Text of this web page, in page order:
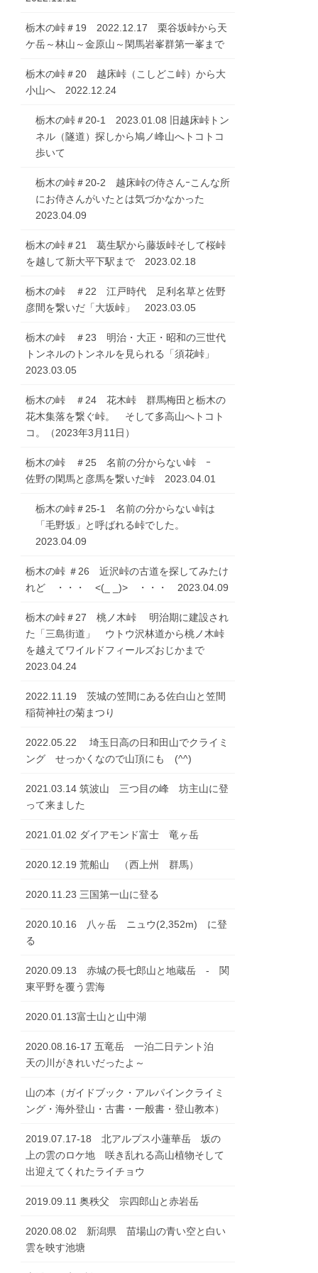
栃木の峠＃19 2022.12.17 栗谷坂峠から天
ケ岳～林山～金原山～閑馬岩峯群第一峯まで
栃木の峠＃20 越床峠（こしどこ峠）から大
小山へ 2022.12.24
栃木の峠＃20-1 2023.01.08 旧越床峠トン
ネル（隧道）探しから鳩ノ峰山へトコトコ
歩いて
栃木の峠＃20-2 越床峠の侍さんｰこんな所
にお侍さんがいたとは気づかなかった
2023.04.09
栃木の峠＃21 葛生駅から藤坂峠そして桜峠
を越して新大平下駅まで 2023.02.18
栃木の峠 ＃22 江戸時代 足利名草と佐野
彦間を繋いだ「大坂峠」 2023.03.05
栃木の峠 ＃23 明治・大正・昭和の三世代
トンネルのトンネルを見られる「須花峠」
2023.03.05
栃木の峠 ＃24 花木峠 群馬梅田と栃木の
花木集落を繋ぐ峠。 そして多高山へトコト
コ。（2023年3月11日）
栃木の峠 ＃25 名前の分からない峠 ｰ
佐野の閑馬と彦馬を繋いだ峠 2023.04.01
栃木の峠＃25-1 名前の分からない峠は
「毛野坂」と呼ばれる峠でした。
2023.04.09
栃木の峠 ＃26 近沢峠の古道を探してみたけ
れど ・・・ <(_ _)> ・・・ 2023.04.09
栃木の峠＃27 桃ノ木峠 明治期に建設され
た「三島街道」 ウトウ沢林道から桃ノ木峠
を越えてワイルドフィールズおじかまで
2023.04.24
2022.11.19 茨城の笠間にある佐白山と笠間
稲荷神社の菊まつり
2022.05.22 埼玉日高の日和田山でクライミ
ング せっかくなので山頂にも (^^)
2021.03.14 筑波山 三つ目の峰 坊主山に登
って来ました
2021.01.02 ダイアモンド富士 竜ヶ岳
2020.12.19 荒船山 （西上州 群馬）
2020.11.23 三国第一山に登る
2020.10.16 八ヶ岳 ニュウ(2,352m) に登
る
2020.09.13 赤城の長七郎山と地蔵岳 - 関
東平野を覆う雲海
2020.01.13富士山と山中湖
2020.08.16-17 五竜岳 一泊二日テント泊
天の川がきれいだったよ～
山の本（ガイドブック・アルパインクライミ
ング・海外登山・古書・一般書・登山教本）
2019.07.17-18 北アルプス小蓮華岳 坂の
上の雲のロケ地 咲き乱れる高山植物そして
出迎えてくれたライチョウ
2019.09.11 奥秩父 宗四郎山と赤岩岳
2020.08.02 新潟県 苗場山の青い空と白い
雲を映す池塘